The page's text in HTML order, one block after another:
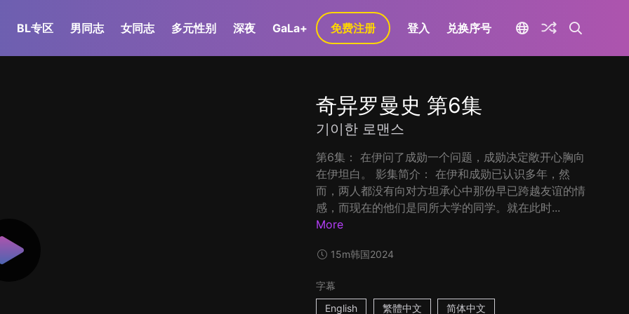
BL专区 男同志 女同志 多元性别 深夜 GaLa+ 免费注册 登入 兑换序号
奇异罗曼史 第6集
기이한 로맨스
第6集： 在伊问了成勋一个问题，成勋决定敞开心胸向
在伊坦白。 影集简介： 在伊和成勋已认识多年，然
而，两人都没有向对方坦承心中那份早已跨越友谊的情
感，而现在的他们是同所大学的同学。就在此时...
More
15m韩国2024
字幕
English
繁體中文 简体中文